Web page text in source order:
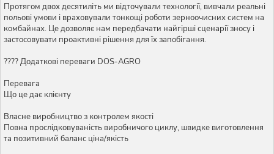
Протягом двох десятиліть ми відточували технології, вивчали реальні
польові умови і враховували тонкощі роботи зерноочисних систем на
комбайнах. Це дозволяє нам передбачати найгірші сценарії зносу і
застосовувати проактивні рішення для їх запобігання.
???? Додаткові переваги DOS-AGRO
Перевага
Що це дає клієнту
Власне виробництво з контролем якості
Повна прослідковуваність виробничого циклу, швидке виготовлення
та позитивний баланс ціна/якість